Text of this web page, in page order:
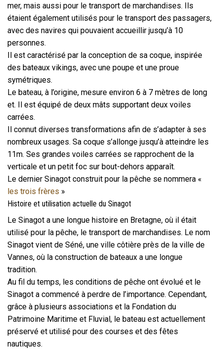
mer, mais aussi pour le transport de marchandises. Ils
étaient également utilisés pour le transport des passagers,
avec des navires qui pouvaient accueillir jusqu’à 10
personnes.
Il est caractérisé par la conception de sa coque, inspirée
des bateaux vikings, avec une poupe et une proue
symétriques.
Le bateau, à l’origine, mesure environ 6 à 7 mètres de long
et. Il est équipé de deux mâts supportant deux voiles
carrées.
Il connut diverses transformations afin de s’adapter à ses
nombreux usages. Sa coque s’allonge jusqu’à atteindre les
11m. Ses grandes voiles carrées se rapprochent de la
verticale et un petit foc sur bout-dehors apparaît.
Le dernier Sinagot construit pour la pêche se nommera «
les trois frères »
Histoire et utilisation actuelle du Sinagot
Le Sinagot a une longue histoire en Bretagne, où il était
utilisé pour la pêche, le transport de marchandises. Le nom
Sinagot vient de Séné, une ville côtière près de la ville de
Vannes, où la construction de bateaux a une longue
tradition.
Au fil du temps, les conditions de pêche ont évolué et le
Sinagot a commencé à perdre de l’importance. Cependant,
grâce à plusieurs associations et la Fondation du
Patrimoine Maritime et Fluvial, le bateau est actuellement
préservé et utilisé pour des courses et des fêtes
nautiques.